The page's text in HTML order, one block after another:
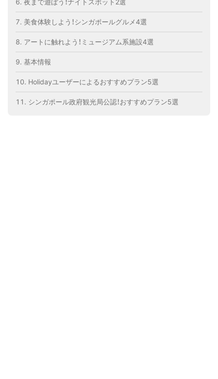
夜まで遊ぼう！ナイトスポット2選
美食体験しよう！シンガポールグルメ4選
アートに触れよう！ミュージアム系施設4選
基本情報
Holidayユーザーによるおすすめプラン5選
シンガポール政府観光局公認！おすすめプラン5選